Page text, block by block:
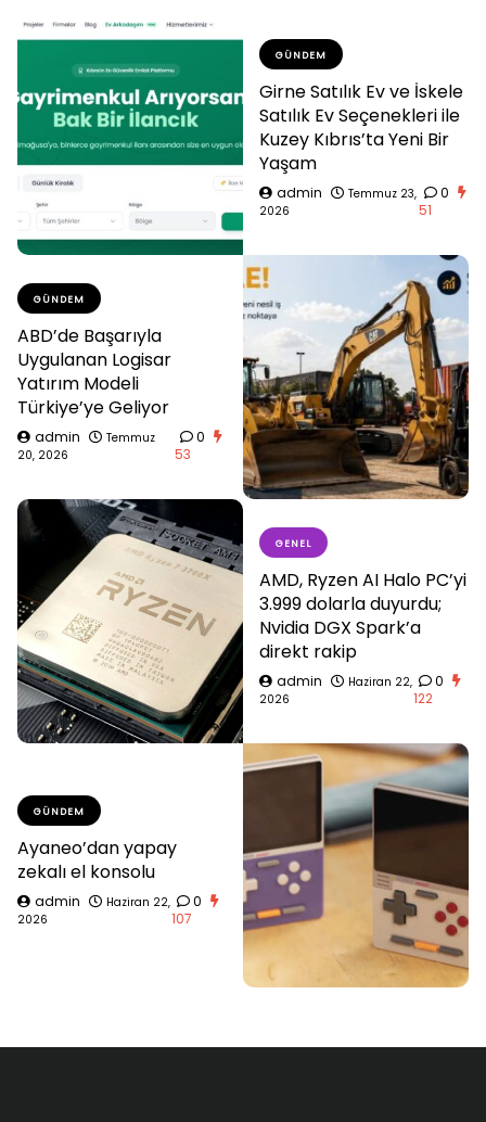
GÜNDEM
Girne Satılık Ev ve İskele
Satılık Ev Seçenekleri ile
Kuzey Kıbrıs’ta Yeni Bir
Yaşam
admin
Temmuz 23,
2026
0
51
GÜNDEM
ABD’de Başarıyla
Uygulanan Logisar
Yatırım Modeli
Türkiye’ye Geliyor
admin
Temmuz
20, 2026
0
53
GENEL
AMD, Ryzen AI Halo PC’yi
3.999 dolarla duyurdu;
Nvidia DGX Spark’a
direkt rakip
admin
Haziran 22,
2026
0
122
GÜNDEM
Ayaneo’dan yapay
zekalı el konsolu
admin
Haziran 22,
2026
0
107